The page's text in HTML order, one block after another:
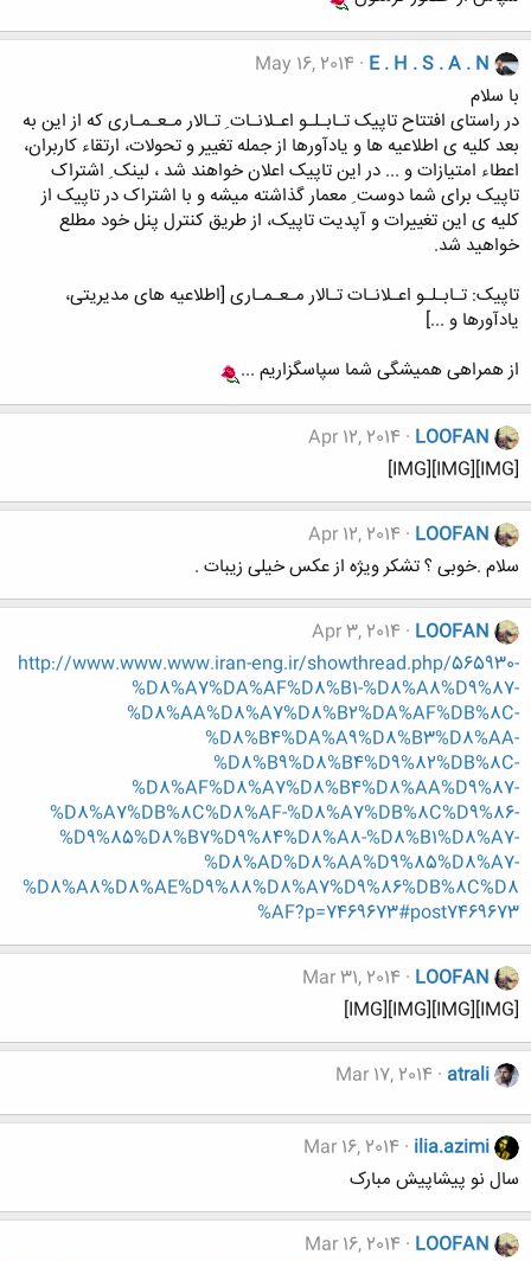
E . H . S . A . N
May 16, 2014
با سلام
در راستای افتتاح تاپیک تـابـلـو اعـلانـات ِ تـالار مـعـمـاری که از این به
بعد کلیه ی اطلاعیه ها و یادآورها از جمله تغییر و تحولات، ارتقاء کاربران،
اعطاء امتیازات و ... در این تاپیک اعلان خواهند شد ، لینک ِ اشتراک
تاپیک برای شما دوست ِ معمار گذاشته میشه و با اشتراک در تاپیک از
کلیه ی این تغییرات و آپدیت تاپیک، از طریق کنترل پنل خود مطلع
خواهید شد.
تاپیک: تـابـلـو اعـلانـات تـالار مـعـمـاری [اطلاعیه های مدیریتی،
یادآورها و ...]
از همراهی همیشگی شما سپاسگزاریم ...
LOOFAN
Apr 12, 2014
[IMG][IMG][IMG]
LOOFAN
Apr 12, 2014
سلام .خوبی ؟ تشکر ویژه از عکس خیلی زیبات .
LOOFAN
Apr 3, 2014
http://www.www.www.iran-eng.ir/showthread.php/565930-
%D8%A7%DA%AF%D8%B1-%D8%A8%D9%87-
%D8%AA%D8%A7%D8%B2%DA%AF%DB%8C-
%D8%B4%DA%A9%D8%B3%D8%AA-
%D8%B9%D8%B4%D9%82%DB%8C-
%D8%AF%D8%A7%D8%B4%D8%AA%D9%87-
%D8%A7%DB%8C%D8%AF-%D8%A7%DB%8C%D9%86-
%D9%85%D8%B7%D9%84%D8%A8-%D8%B1%D8%A7-
%D8%AD%D8%AA%D9%85%D8%A7-
%D8%A8%D8%AE%D9%88%D8%A7%D9%86%DB%8C%D8
%AF?p=7469673#post7469673
LOOFAN
Mar 31, 2014
[IMG][IMG][IMG][IMG]
atrali
Mar 17, 2014
ilia.azimi
Mar 16, 2014
سال نو پیشاپیش مبارک
LOOFAN
Mar 16, 2014